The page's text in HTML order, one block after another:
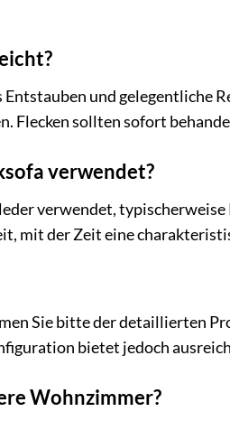
und gelegentliche
Flecken sollten sofort
verwendet?
verwendet,
mit der Zeit eine
Sie bitte der detaillierten
bietet jedoch
Wohnzimmer?